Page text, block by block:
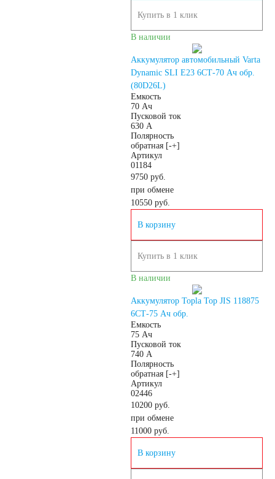
Аккумуляторы для
автомобилей из
Аккумуляторы для
Аккумуляторы для
Аккумуляторы для
Купить в 1 клик
В наличии
Аккумулятор автомобильный Varta
Dynamic SLI E23 6СТ-70 Ач обр.
(80D26L)
Емкость
70 Ач
Пусковой ток
630 А
Полярность
обратная [-+]
Артикул
01184
9750 руб.
при обмене
10550 руб.
В корзину
Купить в 1 клик
В наличии
Аккумулятор Topla Top JIS 118875
6СТ-75 Ач обр.
Емкость
75 Ач
Пусковой ток
740 А
Полярность
обратная [-+]
Артикул
02446
10200 руб.
при обмене
11000 руб.
В корзину